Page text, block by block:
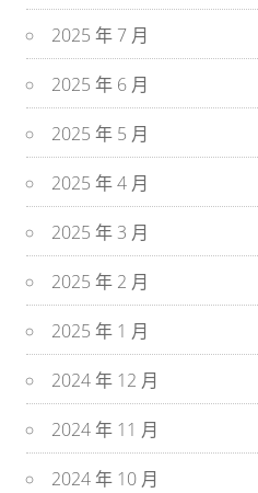
2025 年 7 月
2025 年 6 月
2025 年 5 月
2025 年 4 月
2025 年 3 月
2025 年 2 月
2025 年 1 月
2024 年 12 月
2024 年 11 月
2024 年 10 月